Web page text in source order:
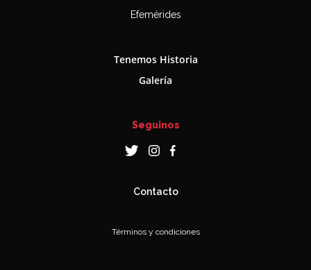
Efemérides
Tenemos Historia
Galería
Seguinos
Contacto
Términos y condiciones